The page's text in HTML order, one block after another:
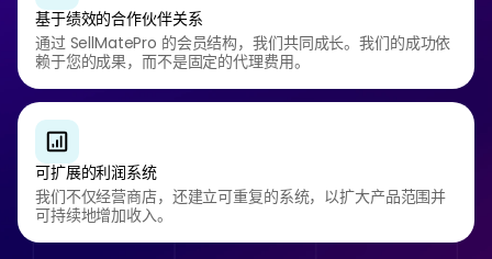
基于绩效的合作伙伴关系
通过 SellMatePro 的会员结构，我们共同成长。我们的成功依
赖于您的成果，而不是固定的代理费用。
可扩展的利润系统
我们不仅经营商店，还建立可重复的系统，以扩大产品范围并
可持续地增加收入。